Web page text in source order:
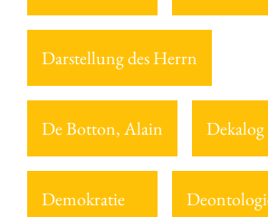
Darstellung des Herrn
De Botton, Alain Dekalog
Demokratie